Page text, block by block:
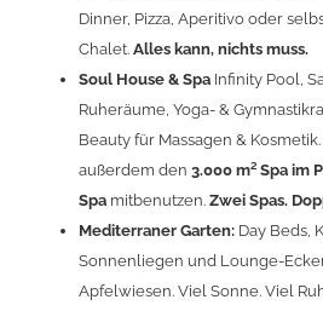
Dinner, Pizza, Aperitivo oder
Chalet. Alles kann, nichts muss.
Soul House & Spa Infinity Pool,
Ruheräume, Yoga- &
Beauty für Massagen &
außerdem den 3.000 m² Spa im
Spa mitbenutzen. Zwei Spas.
Mediterraner Garten: Day Beds,
Sonnenliegen und Lounge-
Apfelwiesen. Viel Sonne. Viel